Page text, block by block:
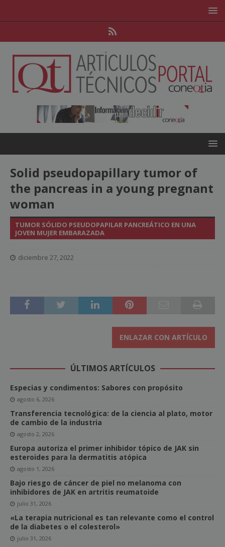
Solid pseudopapillary tumor of
the pancreas in a young pregnant
woman
TUMOR SÓLIDO PSEUDOPAPILAR PANCREÁTICO EN UNA
JOVEN MUJER EMBARAZADA
diciembre 27, 2022
ENLAZAR CON ARTÍCULO
ÚLTIMOS ARTÍCULOS
Especias y condimentos: Sabores con propósito
agosto 6, 2026
Transferencia tecnológica: de la ciencia al plato, motor
de cambio de la industria
agosto 2, 2026
Europa autoriza el primer inhibidor tópico de JAK sin
esteroides para la dermatitis atópica
agosto 1, 2026
Bajo riesgo de cáncer de piel no melanoma con
inhibidores de JAK en artritis reumatoide
julio 31, 2026
«La terapia nutricional es tan relevante como el control
de la diabetes o el colesterol»
julio 31, 2026